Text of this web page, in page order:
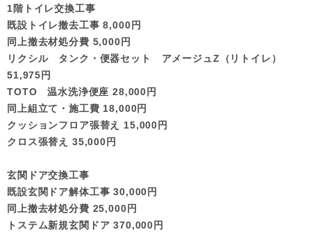
1階トイレ交換工事
既設トイレ撤去工事 8,000円
同上撤去材処分費 5,000円
リクシル タンク・便器セット アメージュZ（リトイレ）
51,975円
TOTO 温水洗浄便座 28,000円
同上組立て・施工費 18,000円
クッションフロア張替え 15,000円
クロス張替え 35,000円
玄関ドア交換工事
既設玄関ドア解体工事 30,000円
同上撤去材処分費 25,000円
トステム新規玄関ドア 370,000円